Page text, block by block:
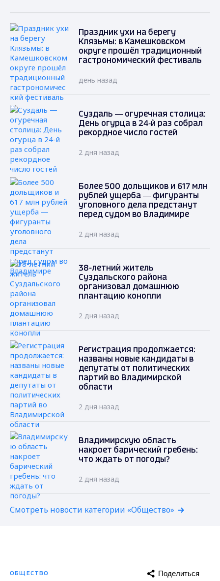
Праздник ухи на берегу
Клязьмы: в Камешковском
округе прошёл традиционный
гастрономический фестиваль
день назад
Суздаль — огуречная столица:
День огурца в 24‑й раз собрал
рекордное число гостей
2 дня назад
Более 500 дольщиков и 617 млн
рублей ущерба — фигуранты
уголовного дела предстанут
перед судом во Владимире
2 дня назад
38-летний житель
Суздальского района
организовал домашнюю
плантацию конопли
2 дня назад
Регистрация продолжается:
названы новые кандидаты в
депутаты от политических
партий во Владимирской
области
2 дня назад
Владимирскую область
накроет барический гребень:
что ждать от погоды?
2 дня назад
Смотреть новости категории «Общество»
ОБЩЕСТВО Поделиться